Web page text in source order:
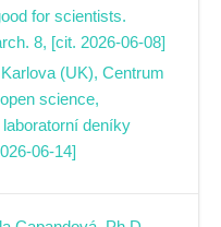
for scientists.
8, [cit. 2026-06-08]
(UK), Centrum
science,
deníky
06-14]